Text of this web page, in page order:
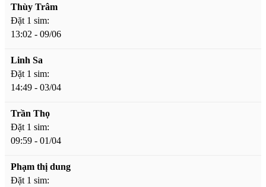
Thùy Trâm
Đặt 1 sim:
13:02 - 09/06
Linh Sa
Đặt 1 sim:
14:49 - 03/04
Trần Thọ
Đặt 1 sim:
09:59 - 01/04
Phạm thị dung
Đặt 1 sim: